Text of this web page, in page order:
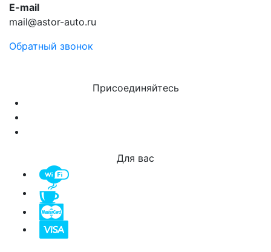
E-mail
mail@astor-auto.ru
Обратный звонок
Присоединяйтесь
Для вас